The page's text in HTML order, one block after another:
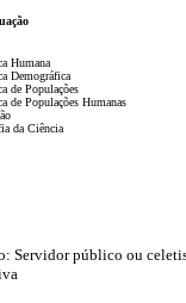
Humana
Demográfica
de Populações
de Populações Humanas
da Ciência
Servidor público ou